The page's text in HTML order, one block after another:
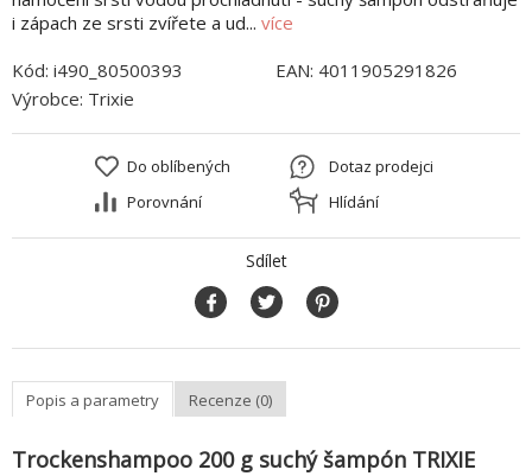
i zápach ze srsti zvířete a ud... více
Kód: i490_80500393 EAN: 4011905291826
Výrobce: Trixie
Do oblíbených
Porovnání
Dotaz prodejci
Hlídání
Sdílet
Popis a parametry Recenze (0)
Trockenshampoo 200 g suchý šampón TRIXIE